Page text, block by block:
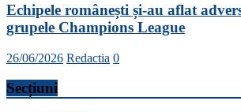
Echipele românești și-au aflat
grupele Champions League
26/06/2026 Redactia 0
Secțiuni